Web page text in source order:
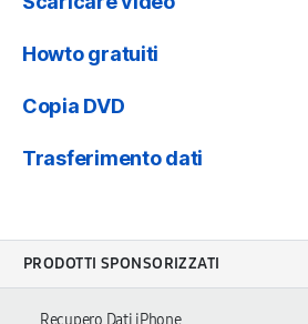
Howto gratuiti
Copia DVD
Trasferimento dati
PRODOTTI SPONSORIZZATI
Recupero Dati iPhone